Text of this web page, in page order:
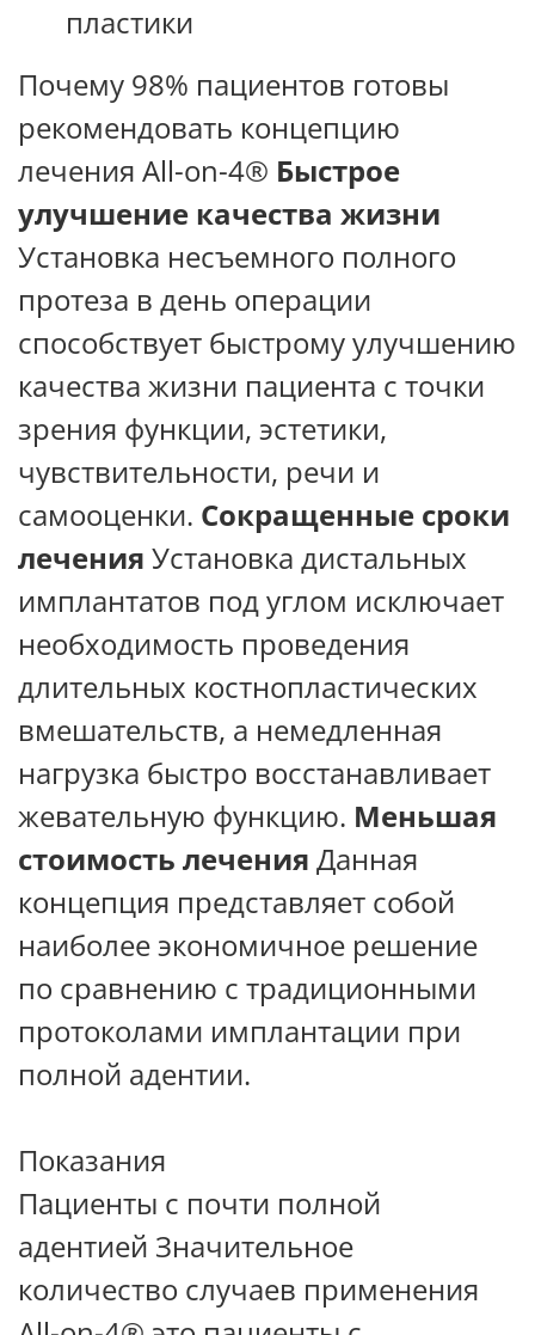
пластики
Почему 98% пациентов готовы
рекомендовать концепцию
лечения All-on-4® Быстрое
улучшение качества жизни
Установка несъемного полного
протеза в день операции
способствует быстрому улучшению
качества жизни пациента с точки
зрения функции, эстетики,
чувствительности, речи и
самооценки. Сокращенные сроки
лечения Установка дистальных
имплантатов под углом исключает
необходимость проведения
длительных костнопластических
вмешательств, а немедленная
нагрузка быстро восстанавливает
жевательную функцию. Меньшая
стоимость лечения Данная
концепция представляет собой
наиболее экономичное решение
по сравнению с традиционными
протоколами имплантации при
полной адентии.
Показания
Пациенты с почти полной
адентией Значительное
количество случаев применения